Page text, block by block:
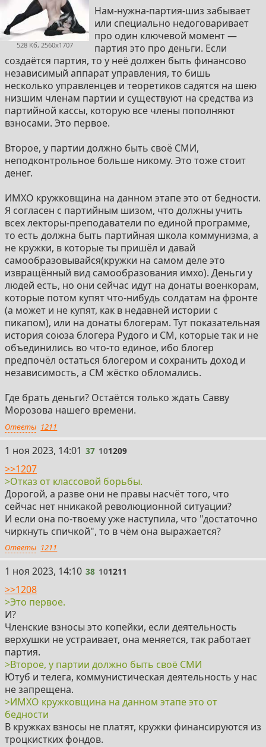
528 Кб, 2560x1707
Нам-нужна-партия-шиз забывает
или специально недоговаривает
про один ключевой момент —
партия это про деньги. Если
создаётся партия, то у неё должен быть финансово
независимый аппарат управления, то бишь
несколько управленцев и теоретиков садятся на шею
низшим членам партии и существуют на средства из
партийной кассы, которую все члены пополняют
взносами. Это первое.
Второе, у партии должно быть своё СМИ,
неподконтрольное больше никому. Это тоже стоит
денег.
ИМХО кружковщина на данном этапе это от бедности.
Я согласен с партийным шизом, что должны учить
всех лекторы-преподаватели по единой программе,
то есть должна быть партийная школа коммунизма, а
не кружки, в которые ты пришёл и давай
самообразовывайся(кружки на самом деле это
извращённый вид самообразования имхо). Деньги у
людей есть, но они сейчас идут на донаты военкорам,
которые потом купят что-нибудь солдатам на фронте
(а может и не купят, как в недавней истории с
пикапом), или на донаты блогерам. Тут показательная
история союза блогера Рудого и СМ, которые так и не
объединились во что-то единое, ибо блогер
предпочёл остаться блогером и сохранить доход и
независимость, а СМ жёстко обломались.
Где брать деньги? Остаётся только ждать Савву
Морозова нашего времени.
Ответы 1211
37
1 ноя 2023, 14:01 37 101209
>>1207
>Отказ от классовой борьбы.
Дорогой, а разве они не правы насчёт того, что
сейчас нет нникакой революционной ситуации?
И если она по-твоему уже наступила, что "достаточно
чиркнуть спичкой", то в чём она выражается?
Ответы 1211
38
1 ноя 2023, 14:10 38 101211
>>1208
>Это первое.
И?
Членские взносы это копейки, если деятельность
верхушки не устраивает, она меняется, так работает
партия.
>Второе, у партии должно быть своё СМИ
Ютуб и телега, коммунистическая деятельность у нас
не запрещена.
>ИМХО кружковщина на данном этапе это от
бедности
В кружках взносы не платят, кружки финансируются из
троцкистких фондов.